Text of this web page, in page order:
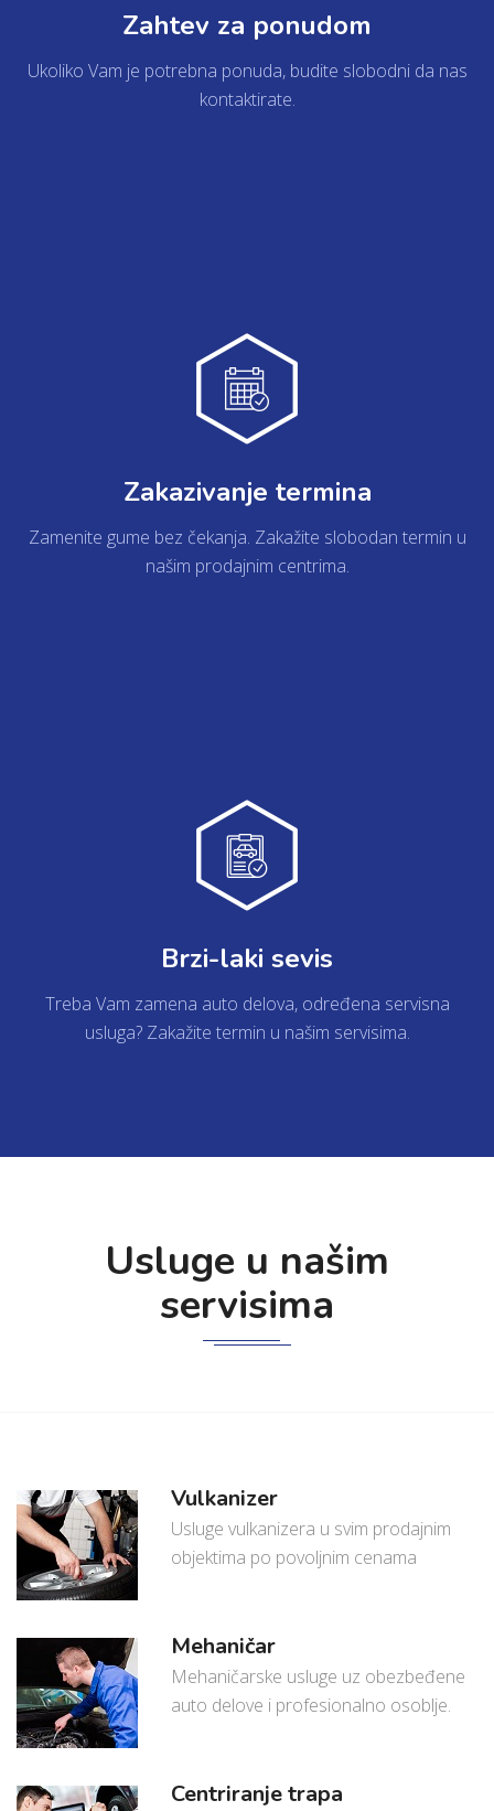
Zahtev za ponudom
Ukoliko Vam je potrebna ponuda, budite slobodni da nas
kontaktirate.
Zakazivanje termina
Zamenite gume bez čekanja. Zakažite slobodan termin u
našim prodajnim centrima.
Brzi-laki sevis
Treba Vam zamena auto delova, određena servisna
usluga? Zakažite termin u našim servisima.
Usluge u našim
servisima
Vulkanizer
Usluge vulkanizera u svim prodajnim
objektima po povoljnim cenama
Mehaničar
Mehaničarske usluge uz obezbeđene
auto delove i profesionalno osoblje.
Centriranje trapa